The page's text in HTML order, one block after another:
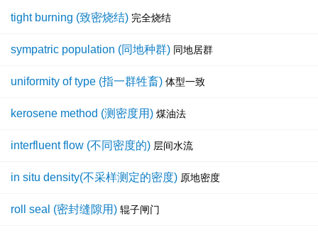
tight burning (致密烧结) 完全烧结
sympatric population (同地种群) 同地居群
uniformity of type (指一群牲畜) 体型一致
kerosene method (测密度用) 煤油法
interfluent flow (不同密度的) 层间水流
in situ density(不采样测定的密度) 原地密度
roll seal (密封缝隙用) 辊子闸门